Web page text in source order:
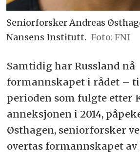
Seniorforsker Andreas
Nansens Institutt.
FNI
Samtidig har Russland nå
formannskapet i rådet –
perioden som fulgte etter
anneksjonen i 2014,
Østhagen, seniorforsker
overtas formannskapet av